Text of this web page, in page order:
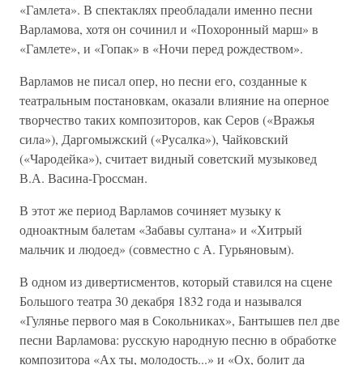
«Гамлета». В спектаклях преобладали именно песни
Варламова, хотя он сочинил и «Похоронный марш» в
«Гамлете», и «Гопак» в «Ночи перед рождеством».
Варламов не писал опер, но песни его, созданные к
театральным постановкам, оказали влияние на оперное
творчество таких композиторов, как Серов («Вражья
сила»), Даргомыжский («Русалка»), Чайковский
(«Чародейка»), считает видный советский музыковед
В.А. Васина-Гроссман.
В этот же период Варламов сочиняет музыку к
одноактным балетам «Забавы султана» и «Хитрый
мальчик и людоед» (совместно с А. Гурьяновым).
В одном из дивертисментов, который ставился на сцене
Большого театра 30 декабря 1832 года и назывался
«Гулянье первого мая в Сокольниках», Бантышев пел две
песни Варламова: русскую народную песню в обработке
композитора «Ах ты, молодость...» и «Ох, болит да